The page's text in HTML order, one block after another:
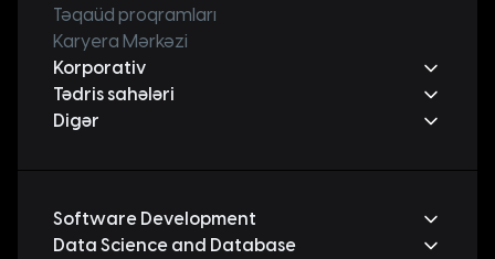
Təqaüd proqramları
Karyera Mərkəzi
Korporativ
Tədris sahələri
Digər
Software Development
Data Science and Database